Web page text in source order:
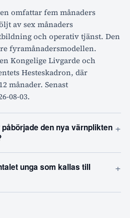
omfattar fem månaders
av sex månaders
och operativ tjänst. Den
fyramånadersmodellen.
Kongelige Livgarde och
Hesteskadron, där
månader. Senast
08-03.
den nya värnplikten +
unga som kallas till
+